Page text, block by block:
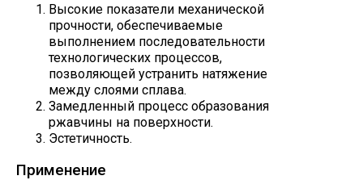
Высокие показатели механической
прочности, обеспечиваемые
выполнением последовательности
технологических процессов,
позволяющей устранить натяжение
между слоями сплава.
Замедленный процесс образования
ржавчины на поверхности.
Эстетичность.
Применение